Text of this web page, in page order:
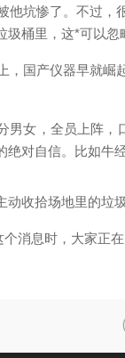
坑惨了。不过
桶里，这*可以忽
国产仪器早就
女，全员上阵
对自信。比如牛
收拾场地里的垃
消息时，大家正